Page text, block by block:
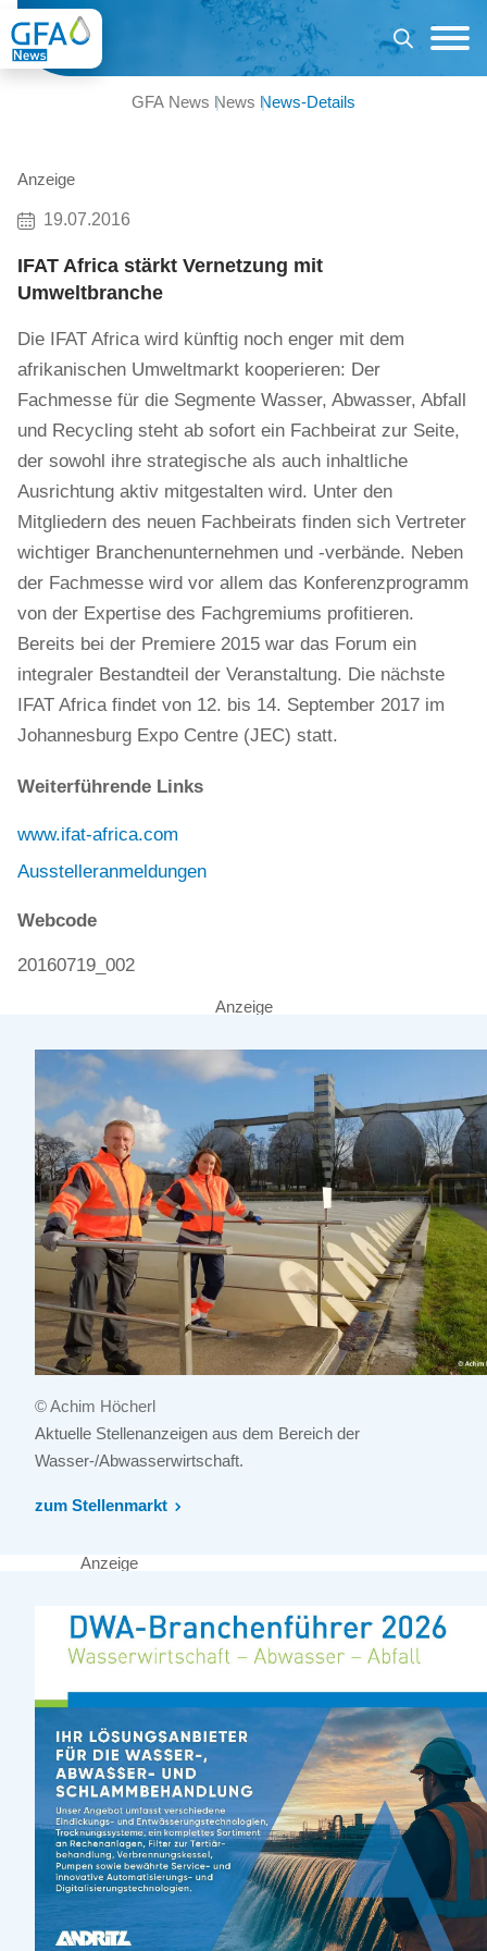
GFA News News News-Details
Anzeige
19.07.2016
IFAT Africa stärkt Vernetzung mit
Umweltbranche
Die IFAT Africa wird künftig noch enger mit dem
afrikanischen Umweltmarkt kooperieren: Der
Fachmesse für die Segmente Wasser, Abwasser, Abfall
und Recycling steht ab sofort ein Fachbeirat zur Seite,
der sowohl ihre strategische als auch inhaltliche
Ausrichtung aktiv mitgestalten wird. Unter den
Mitgliedern des neuen Fachbeirats finden sich Vertreter
wichtiger Branchenunternehmen und -verbände. Neben
der Fachmesse wird vor allem das Konferenzprogramm
von der Expertise des Fachgremiums profitieren.
Bereits bei der Premiere 2015 war das Forum ein
integraler Bestandteil der Veranstaltung. Die nächste
IFAT Africa findet von 12. bis 14. September 2017 im
Johannesburg Expo Centre (JEC) statt.
Weiterführende Links
www.ifat-africa.com
Ausstelleranmeldungen
Webcode
20160719_002
Anzeige
© Achim Höcherl
Aktuelle Stellenanzeigen aus dem Bereich der
Wasser-/Abwasserwirtschaft.
zum Stellenmarkt
Anzeige